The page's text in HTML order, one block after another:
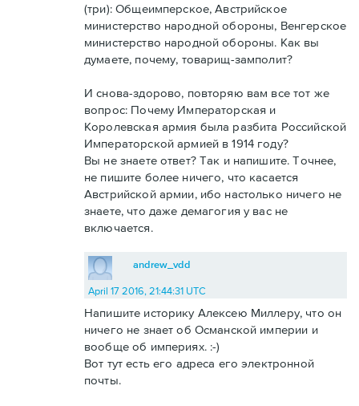
(три): Общеимперское, Австрийское
министерство народной обороны, Венгерское
министерство народной обороны. Как вы
думаете, почему, товарищ-замполит?
И снова-здорово, повторяю вам все тот же
вопрос: Почему Императорская и
Королевская армия была разбита Российской
Императорской армией в 1914 году?
Вы не знаете ответ? Так и напишите. Точнее,
не пишите более ничего, что касается
Австрийской армии, ибо настолько ничего не
знаете, что даже демагогия у вас не
включается.
andrew_vdd
April 17 2016, 21:44:31 UTC
Напишите историку Алексею Миллеру, что он
ничего не знает об Османской империи и
вообще об империях. :-)
Вот тут есть его адреса его электронной
почты.